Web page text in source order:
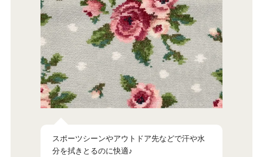
スポーツシーンやアウトドア先などで汗や水